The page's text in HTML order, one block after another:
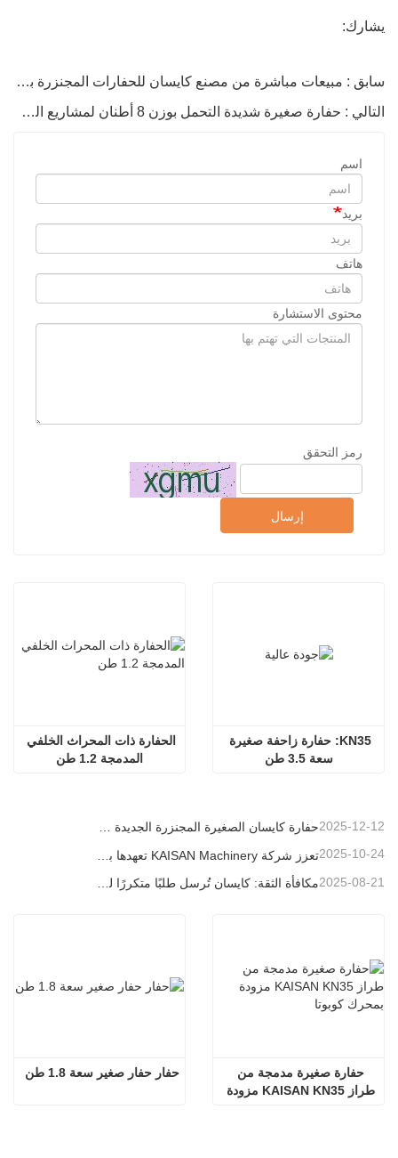
يشارك:
سابق : مبيعات مباشرة من مصنع كايسان للحفارات المجنزرة بوزن 3.5 طن
التالي : حفارة صغيرة شديدة التحمل بوزن 8 أطنان لمشاريع الحفر العميق
اسم
بريد
هاتف
محتوى الاستشارة
رمز التحقق
إرسال
المدمجة 1.2 طن
سعة 3.5 طن
حفارة كايسان الصغيرة المجنزرة الجديدة بوزن 1.2 طن: تصميم بدون ذيل للعمليات في المساحات الضيقة 2025-12-12
2025-10-24
2025-08-21
حفار حفار صغير سعة 1.8 طن